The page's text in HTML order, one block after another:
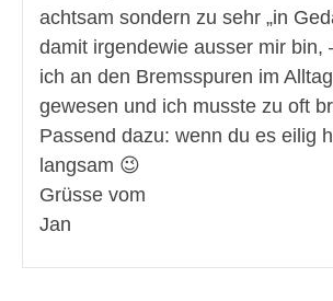
achtsam sondern zu sehr „in
damit irgendewie ausser mir bin,
ich an den Bremsspuren im
gewesen und ich musste zu oft
Passend dazu: wenn du es eilig
langsam 😉
Grüsse vom
Jan